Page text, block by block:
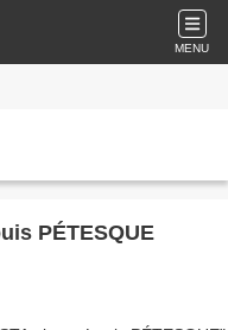
MENU
PÉTESQUE